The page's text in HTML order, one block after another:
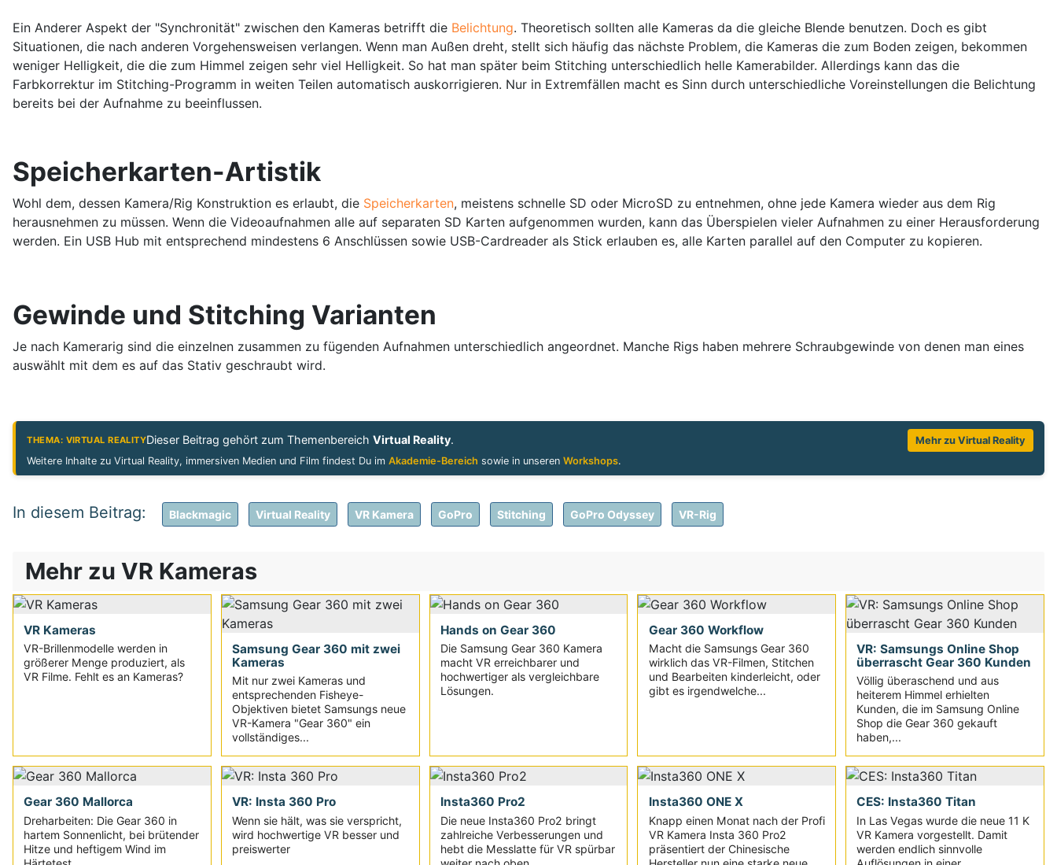
Ein Anderer Aspekt der "Synchronität" zwischen den Kameras betrifft die Belichtung. Theoretisch sollten alle Kameras da die gleiche Blende benutzen. Doch es gibt
Situationen, die nach anderen Vorgehensweisen verlangen. Wenn man Außen dreht, stellt sich häufig das nächste Problem, die Kameras die zum Boden zeigen, bekommen
weniger Helligkeit, die die zum Himmel zeigen sehr viel Helligkeit. So hat man später beim Stitching unterschiedlich helle Kamerabilder. Allerdings kann das die
Farbkorrektur im Stitching-Programm in weiten Teilen automatisch auskorrigieren. Nur in Extremfällen macht es Sinn durch unterschiedliche Voreinstellungen die Belichtung
bereits bei der Aufnahme zu beeinflussen.
Speicherkarten-Artistik
Wohl dem, dessen Kamera/Rig Konstruktion es erlaubt, die Speicherkarten, meistens schnelle SD oder MicroSD zu entnehmen, ohne jede Kamera wieder aus dem Rig
herausnehmen zu müssen. Wenn die Videoaufnahmen alle auf separaten SD Karten aufgenommen wurden, kann das Überspielen vieler Aufnahmen zu einer Herausforderung
werden. Ein USB Hub mit entsprechend mindestens 6 Anschlüssen sowie USB-Cardreader als Stick erlauben es, alle Karten parallel auf den Computer zu kopieren.
Gewinde und Stitching Varianten
Je nach Kamerarig sind die einzelnen zusammen zu fügenden Aufnahmen unterschiedlich angeordnet. Manche Rigs haben mehrere Schraubgewinde von denen man eines
auswählt mit dem es auf das Stativ geschraubt wird.
THEMA: VIRTUAL REALITYDieser Beitrag gehört zum ThemenbereichVirtual Reality.
Mehr zu Virtual Reality
Weitere Inhalte zu Virtual Reality, immersiven Medien und Film findest Du imAkademie-Bereich sowie in unserenWorkshops.
Blackmagic Virtual Reality VR Kamera GoPro Stitching GoPro Odyssey VR-Rig
Mehr zu VR Kameras
VR Kameras
VR-Brillenmodelle werden in
größerer Menge produziert, als
VR Filme. Fehlt es an Kameras?
Samsung Gear 360 mit zwei
Kameras
Mit nur zwei Kameras und
entsprechenden Fisheye-
Objektiven bietet Samsungs neue
VR-Kamera "Gear 360" ein
vollständiges...
Hands on Gear 360
Die Samsung Gear 360 Kamera
macht VR erreichbarer und
hochwertiger als vergleichbare
Lösungen.
Gear 360 Workflow
Macht die Samsungs Gear 360
wirklich das VR-Filmen, Stitchen
und Bearbeiten kinderleicht, oder
gibt es irgendwelche...
VR: Samsungs Online Shop
überrascht Gear 360 Kunden
Völlig überaschend und aus
heiterem Himmel erhielten
Kunden, die im Samsung Online
Shop die Gear 360 gekauft
haben,...
Gear 360 Mallorca
Dreharbeiten: Die Gear 360 in
hartem Sonnenlicht, bei brütender
Hitze und heftigem Wind im
VR: Insta 360 Pro
Wenn sie hält, was sie verspricht,
wird hochwertige VR besser und
preiswerter
Insta360 Pro2
Die neue Insta360 Pro2 bringt
zahlreiche Verbesserungen und
hebt die Messlatte für VR spürbar
Insta360 ONE X
Knapp einen Monat nach der Profi
VR Kamera Insta 360 Pro2
präsentiert der Chinesische
CES: Insta360 Titan
In Las Vegas wurde die neue 11 K
VR Kamera vorgestellt. Damit
werden endlich sinnvolle